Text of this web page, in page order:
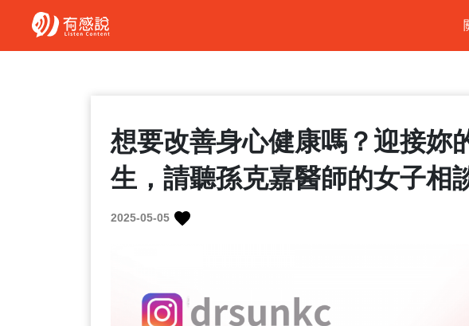
想要改善身心健康嗎？迎接妳
生，請聽孫克嘉醫師的女子相
2025-05-05